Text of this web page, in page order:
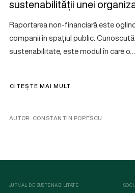
sustenabilității unei
Raportarea non-financiară este
companii în spațiul public.
sustenabilitate, este modul în care o…
CITEȘTE MAI MULT
AUTOR. CONSTANTIN POPESCU
JURNAL DE SUSTENABILITATE